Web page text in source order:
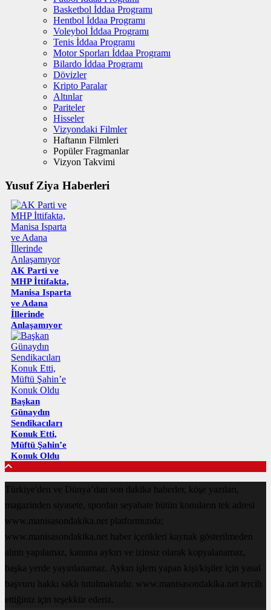
Basketbol İddaa Programı
Hentbol İddaa Programı
Voleybol İddaa Programı
Tenis İddaa Programı
Motor Sporları İddaa Programı
Bilardo İddaa Programı
Dövizler
Kripto Paralar
Altınlar
Pariteler
Hisseler
Vizyondaki Filmler
Haftanın Filmleri
Popüler Fragmanlar
Vizyon Takvimi
Yusuf Ziya Haberleri
AK Parti ve
MHP İttifakta,
Manisa Isparta
ve Adana
İllerinde
Anlaşamıyor
Başkan
Günaydın
Sendikacıları
Konuk Etti,
Müftü Şahin’e
Konuk Oldu
Türkiye'den ve Dünya’dan son dakika haberler, köşe yazıları,
magazinden siyasete, spordan seyahate bütün konuların tek adresi
www.manisasondakika.net platformunda;
www.manisasondakika.net haber içerikleri kaynak gösterilmeden
alıntı yapılamaz, kanuna aykırı ve izinsiz olarak kopyalanamaz,
başka yerde yayınlanamaz. Aykırı işlem yapan kişi/kişiler için yasal
başvuru hakkı saklı tutulmaktadır. www.manisasondakika.net tercih
ettiğiniz için teşekkür ederiz.